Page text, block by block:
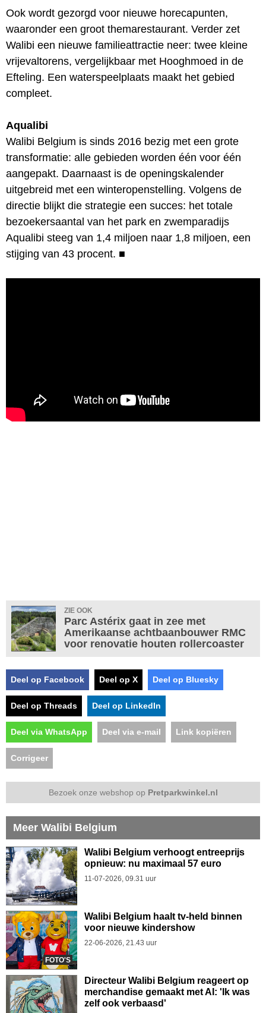
Ook wordt gezorgd voor nieuwe horecapunten,
waaronder een groot themarestaurant. Verder zet
Walibi een nieuwe familieattractie neer: twee kleine
vrijevaltorens, vergelijkbaar met Hooghmoed in de
Efteling. Een waterspeelplaats maakt het gebied
compleet.
Aqualibi
Walibi Belgium is sinds 2016 bezig met een grote
transformatie: alle gebieden worden één voor één
aangepakt. Daarnaast is de openingskalender
uitgebreid met een winteropenstelling. Volgens de
directie blijkt die strategie een succes: het totale
bezoekersaantal van het park en zwemparadijs
Aqualibi steeg van 1,4 miljoen naar 1,8 miljoen, een
stijging van 43 procent. ■
ZIE OOK
Parc Astérix gaat in zee met
Amerikaanse achtbaanbouwer RMC
voor renovatie houten rollercoaster
Deel op Facebook Deel op X Deel op Bluesky
Deel op Threads Deel op LinkedIn
Deel via WhatsApp Deel via e-mail Link kopiëren
Corrigeer
Bezoek onze webshop op Pretparkwinkel.nl
Meer Walibi Belgium
Walibi Belgium verhoogt entreeprijs
opnieuw: nu maximaal 57 euro
11-07-2026, 09.31 uur
FOTO'S
Walibi Belgium haalt tv-held binnen
voor nieuwe kindershow
22-06-2026, 21.43 uur
Directeur Walibi Belgium reageert op
merchandise gemaakt met AI: 'Ik was
zelf ook verbaasd'